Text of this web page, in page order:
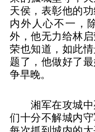
天侯，表彰他的
内外人心不一，
外，他无力给林
荣也知道，如此
题了，他做好了
争早晚。
湘军在攻城
们十分不解城内